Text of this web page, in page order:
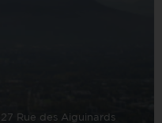
27 Rue des Aiguinards